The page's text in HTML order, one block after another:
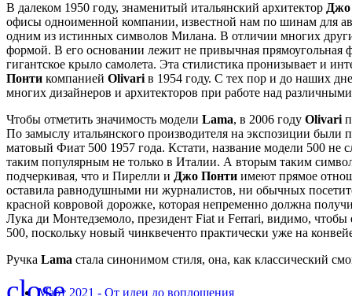
В далеком 1950 году, знаменитый итальянский архитектор Джо
офисы одноименной компании, известной нам по шинам для
одним из истинных символов Милана. В отличии многих
формой. В его основании лежит не привычная прямоугольная
гигантское крыло самолета. Эта стилистика пронизывает и
Понти компанией Olivari в 1954 году. С тех пор и до наших
многих дизайнеров и архитекторов при работе над
Чтобы отметить значимость модели Lama, в 2006 году Olivari
По замыслу итальянского производителя на экспозиции
матовый Фиат 500 1957 года. Кстати, название модели 500 не
таким популярным не только в Италии. А вторым таким
подчеркивая, что и Пирелли и Джо Понти имеют прямое
оставила равнодушными ни журналистов, ни обычных
красной ковровой дорожке, которая непременно должна
Лука ди Монтедземоло, президент Fiat и Ferrari, видимо,
500, поскольку новый чинквеченто практически уже на
Ручка Lama стала синонимом стиля, она, как классический
Март 2021 - От идеи до воплощения